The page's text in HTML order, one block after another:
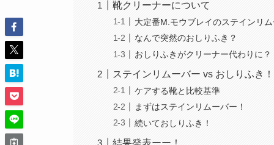
靴クリーナーについて
大定番M.モウブレイのステインリ
なんで突然のおしりふき？
おしりふきがクリーナー代わりに？
ステインリムーバー vs おしりふき！
ケアする靴と比較基準
まずはステインリムーバー！
続いておしりふき！
結果発表ーー！